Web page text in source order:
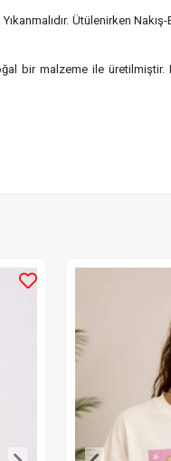
Ütülenirken
bir malzeme ile